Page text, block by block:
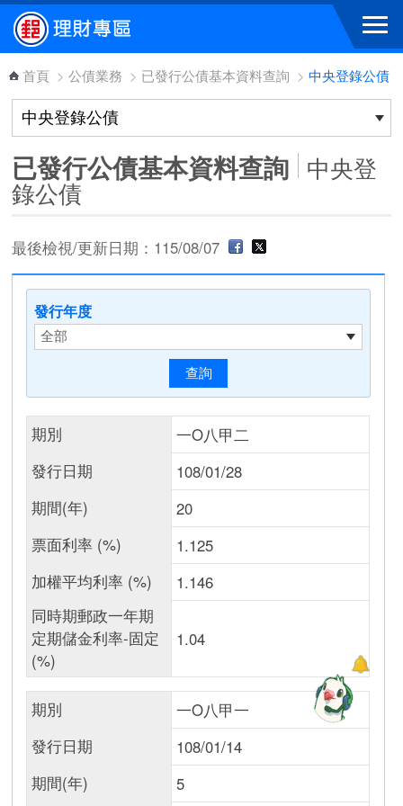
跳到主要內容區塊
首頁 > 公債業務 > 已發行公債基本資料查詢 > 中央登錄公債
已發行公債基本資料查詢 中央登
錄公債
最後檢視/更新日期：115/08/07
發行年度
期別
一O八甲二
發行日期
108/01/28
期間(年)
20
票面利率 (%)
1.125
加權平均利率 (%)
1.146
同時期郵政一年期
定期儲金利率-固定
(%)
1.04
期別
一O八甲一
發行日期
108/01/14
期間(年)
5